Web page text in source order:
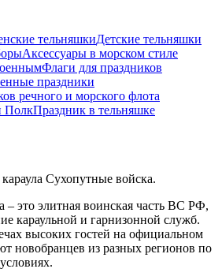
тельняшкиДетские тельняшки
Аксессуары в морском стиле
Флаги для праздников
праздники
речного и морского флота
ПолкПраздник в тельняшке
Сухопутные войска.
– это элитная воинская часть ВС РФ,
караульной и гарнизонной служб.
высоких гостей на официальном
новобранцев из разных регионов по